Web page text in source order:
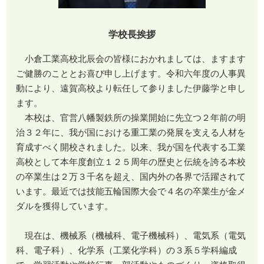
学校長挨拶
小倉工業高校北辰会の皆様におかれましては、ますます
ご健勝のこととお喜び申し上げます。令和六年度の人事異
動により、遠賀高校より転任して参りました伊藤学と申し
ます。
本校は、官営八幡製鉄所の操業開始に先立つ２年前の明
治３２年に、我が国における重工業の発展を支える人材を
育成すべく開校されました。以来、我が国を代表する工業
高校として本年度創立１２５周年の歴史と伝統を誇る本校
の卒業生は２万３千名を超え、国内外の各界で活躍されて
います。最近では技能五輪国際大会で４名の卒業生が金メ
ダルを獲得しています。
現在は、機械系（機械科、電子機械科）、電気系（電気
科、電子科）、化学系（工業化学科）の３系５学科編成